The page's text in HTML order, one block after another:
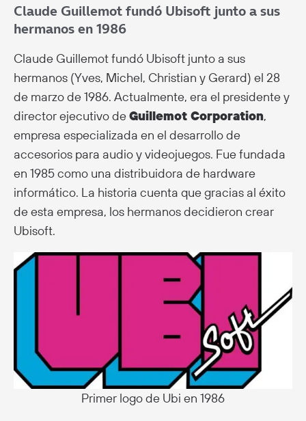
Claude Guillemot fundó Ubisoft junto a sus
hermanos en 1986
Claude Guillemot fundó Ubisoft junto a sus
hermanos (Yves, Michel, Christian y Gerard) el 28
de marzo de 1986. Actualmente, era el presidente y
director ejecutivo deGuillemot Corporation,
empresa especializada en el desarrollo de
accesorios para audio y videojuegos. Fue fundada
en 1985 como una distribuidora de hardware
informático. La historia cuenta que gracias al éxito
de esta empresa, los hermanos decidieron crear
Ubisoft.
Primer logo de Ubi en 1986